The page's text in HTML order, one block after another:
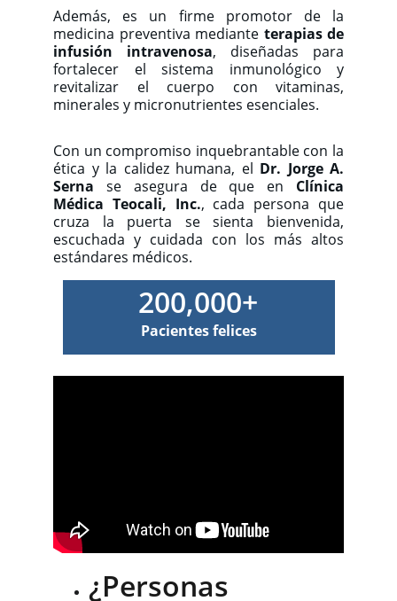
200,000+
Pacientes felices
¿Personas
Además, es un firme promotor de la
medicina preventiva mediante terapias de
infusión intravenosa, diseñadas para
fortalecer el sistema inmunológico y
revitalizar el cuerpo con vitaminas,
minerales y micronutrientes esenciales.
Con un compromiso inquebrantable con la
ética y la calidez humana, el Dr. Jorge A.
Serna se asegura de que en Clínica
Médica Teocali, Inc., cada persona que
cruza la puerta se sienta bienvenida,
escuchada y cuidada con los más altos
estándares médicos.